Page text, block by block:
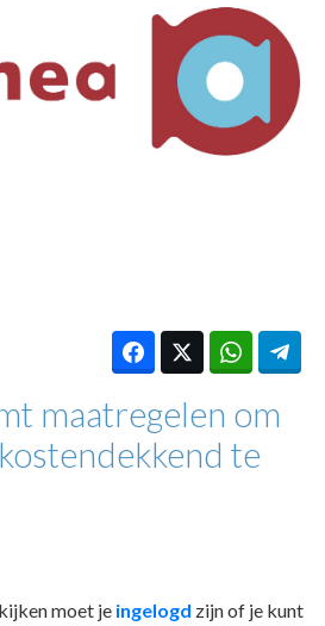
maatregelen om
te
moet je ingelogd zijn of je kunt